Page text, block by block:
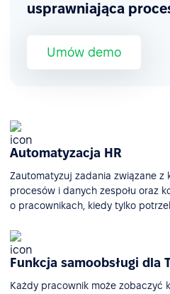
usprawniająca
Umów demo
Automatyzacja HR
Zautomatyzuj zadania związane z
procesów i danych zespołu oraz
o pracownikach, kiedy tylko
Funkcja samoobsługi dla
Każdy pracownik może zobaczyć